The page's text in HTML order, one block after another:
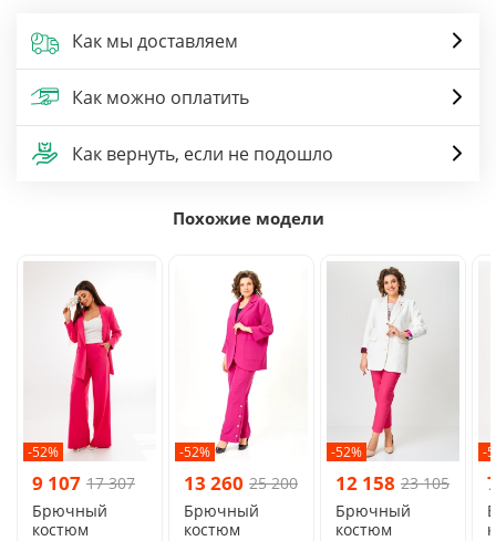
Как мы доставляем
Как можно оплатить
Как вернуть, если не подошло
Похожие модели
-52%
9 107 17 307
Брючный
костюм
-52%
13 260 25 200
Брючный
костюм
-52%
12 158 23 105
Брючный
костюм
-